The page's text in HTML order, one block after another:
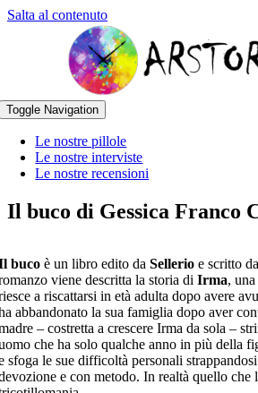
Salta al contenuto
Toggle Navigation
Le nostre pillole
Le nostre interviste
Le nostre recensioni
Il buco di Gessica Franco
buco è un libro edito da Sellerio e scritto da
viene descritta la storia di Irma,
a riscattarsi in età adulta dopo avere
abbandonato la sua famiglia dopo aver
– costretta a crescere Irma da sola –
che ha solo qualche anno in più della
sfoga le sue difficoltà personali
e con metodo. In realtà quello